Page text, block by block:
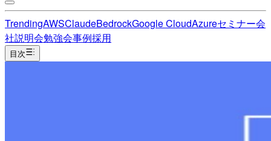
TrendingAWSClaudeBedrockGoogle CloudAzureセミナー会
社説明会勉強会事例採用
目次